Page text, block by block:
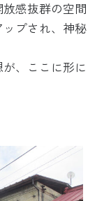
感抜群の空間
プされ、神秘
、ここに形に